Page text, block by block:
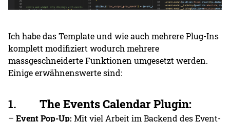
Ich habe das Template und wie auch mehrere Plug-Ins
komplett modifiziert wodurch mehrere
massgeschneiderte Funktionen umgesetzt werden.
Einige erwähnenswerte sind:
1. The Events Calendar Plugin:
–Event Pop-Up: Mit viel Arbeit im Backend des Event-